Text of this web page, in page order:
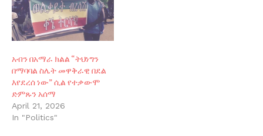
አብን በአማራ ክልል “ትህነግን
በማባባል ስሌት መዋቅራዊ በደል
እየደረሰ ነው” ሲል የተቃውሞ
ድምጹን አሰማ
April 21, 2026
In "Politics"